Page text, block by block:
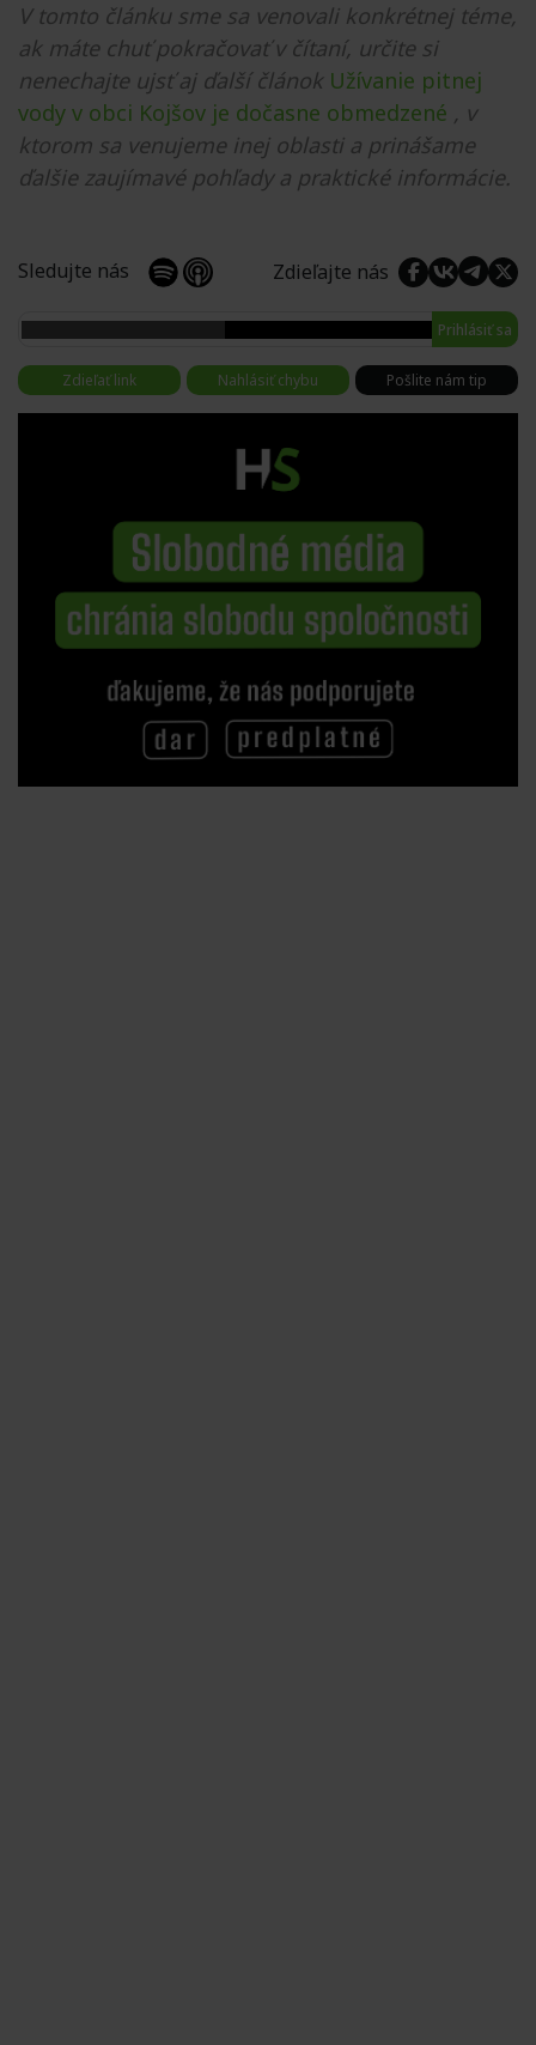
V tomto článku sme sa venovali konkrétnej téme,
ak máte chuť pokračovať v čítaní, určite si
nenechajte ujsť aj ďalší článok Užívanie pitnej
vody v obci Kojšov je dočasne obmedzené , v
ktorom sa venujeme inej oblasti a prinášame
ďalšie zaujímavé pohľady a praktické informácie.
Sledujte nás Zdieľajte nás
Prihlásiť sa
Zdieľať link Nahlásiť chybu Pošlite nám tip